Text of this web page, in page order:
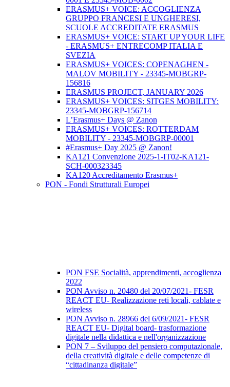
ERASMUS+ VOICE: ACCOGLIENZA
GRUPPO FRANCESI E UNGHERESI,
SCUOLE ACCREDITATE ERASMUS
ERASMUS+ VOICE: START UP YOUR LIFE
- ERASMUS+ ENTRECOMP ITALIA E
SVEZIA
ERASMUS+ VOICES: COPENAGHEN -
MALOV MOBILITY - 23345-MOBGRP-
156816
ERASMUS PROJECT, JANUARY 2026
ERASMUS+ VOICES: SITGES MOBILITY:
23345-MOBGRP-156714
L’Erasmus+ Days @ Zanon
ERASMUS+ VOICES: ROTTERDAM
MOBILITY - 23345-MOBGRP-00001
#Erasmus+ Day 2025 @ Zanon!
KA121 Convenzione 2025-1-IT02-KA121-
SCH-000323345
KA120 Accreditamento Erasmus+
PON - Fondi Strutturali Europei
PON FSE Socialità, apprendimenti, accoglienza
2022
PON Avviso n. 20480 del 20/07/2021- FESR
REACT EU- Realizzazione reti locali, cablate e
wireless
PON Avviso n. 28966 del 6/09/2021- FESR
REACT EU- Digital board- trasformazione
digitale nella didattica e nell'organizzazione
PON 7 – Sviluppo del pensiero computazionale,
della creatività digitale e delle competenze di
“cittadinanza digitale”